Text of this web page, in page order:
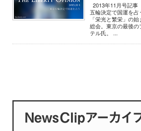
2013年11月号記
五輪決定で国運を
「栄光と繁栄」の
総会。東京の最後の
テル氏。 ...